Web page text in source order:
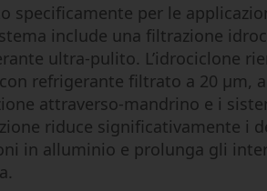
specificamente per le
include una filtrazione
ultra-pulito. L’idrociclone
refrigerante filtrato a 20 μm,
attraverso-mandrino e i
riduce significativamente i
in alluminio e prolunga gli